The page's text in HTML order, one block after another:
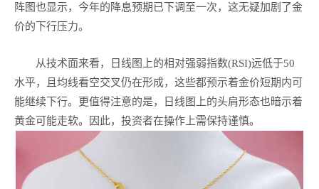
阵图也显示，今年的降息预期已下调至一次，这无疑加剧了金
价的下行压力。
从技术面来看，日线图上的相对强弱指数(RSI)远低于50
水平，且均线看空交叉仍在形成，这些都预示着金价短期内可
能继续下行。更值得注意的是，日线图上的头肩形态也暗示着
黄金可能走软。因此，投资者在操作上需保持谨慎。